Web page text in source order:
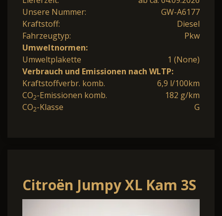
Unsere Nummer:
GW-A6177
Kraftstoff:
Diesel
Fahrzeugtyp:
Pkw
Umweltnormen:
Umweltplakette
1 (None)
Verbrauch und Emissionen nach WLTP:
Kraftstoffverbr. komb.
6,9 l/100km
CO2-Emissionen komb.
182 g/km
CO2-Klasse G
Citroën Jumpy XL Kam 3S
AHK SHZ CarP